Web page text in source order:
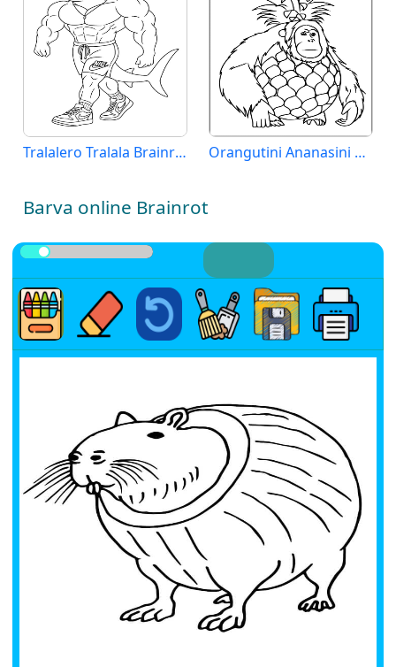
Tralalero Tralala Brainrot Orangutini Ananasini Brainrot
Barva online Brainrot